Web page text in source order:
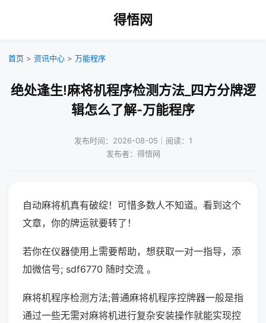
得悟网
首页 > 资讯中心 > 万能程序
绝处逢生!麻将机程序检测方法_四方分牌逻
辑怎么了解-万能程序
发布时间：2026-08-05｜阅读：1
发布者：得悟网
自动麻将机真有破绽！可惜多数人不知道。看到这个
文章，你的牌运就要转了！
若你在仪器使用上需要帮助，想获取一对一指导，添
加微信号; sdf6770 随时交流 。
麻将机程序检测方法;普通麻将机程序控牌器一般是指
通过一些无需对麻将机进行复杂安装操作就能实现控